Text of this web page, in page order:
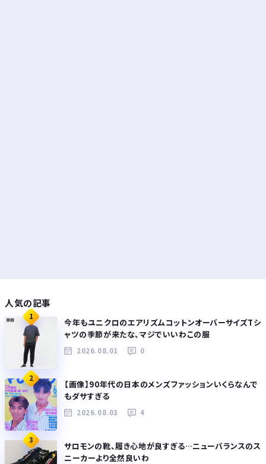
人気の記事
1
今年もユニクロのエアリズムコットンオーバーサイズTシ
ャツの季節が来たな、マジでいいわこの服
2026.08.01 0
2
【画像】90年代の日本のメンズファッションいくらなんで
もダサすぎる
2026.08.03 4
3
サロモンの靴、履き心地が良すぎる…ニューバランスのス
ニーカーより全然良いわ